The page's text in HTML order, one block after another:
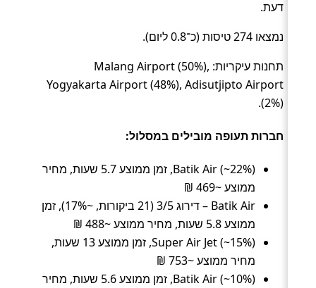
דעת.
נמצאו 274 טיסות (כ־0.8 ליום).
תחנות עיקריות: Malang Airport (50%),
Yogyakarta Airport (48%), Adisutjipto Airport
(2%).
חברות תעופה מובילים במסלול:
Batik Air (~22%), זמן ממוצע 5.7 שעות, מחיר
ממוצע ~469 ₪
Batik Air – דירוג 3/5 (21 ביקורות, ~17%), זמן
ממוצע 5.8 שעות, מחיר ממוצע ~488 ₪
Super Air Jet (~15%), זמן ממוצע 13 שעות,
מחיר ממוצע ~753 ₪
Batik Air (~10%), זמן ממוצע 5.6 שעות, מחיר